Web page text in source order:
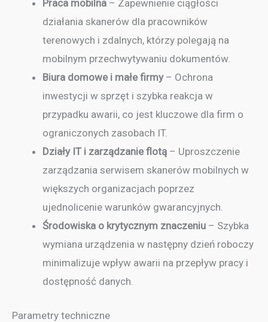
Praca mobilna – Zapewnienie ciągłości
działania skanerów dla pracowników
terenowych i zdalnych, którzy polegają na
mobilnym przechwytywaniu dokumentów.
Biura domowe i małe firmy– Ochrona
inwestycji w sprzęt i szybka reakcja w
przypadku awarii, co jest kluczowe dla firm o
ograniczonych zasobach IT.
Działy IT i zarządzanie flotą – Uproszczenie
zarządzania serwisem skanerów mobilnych w
większych organizacjach poprzez
ujednolicenie warunków gwarancyjnych.
Środowiska o krytycznym znaczeniu – Szybka
wymiana urządzenia w następny dzień roboczy
minimalizuje wpływ awarii na przepływ pracy i
dostępność danych.
Parametry techniczne